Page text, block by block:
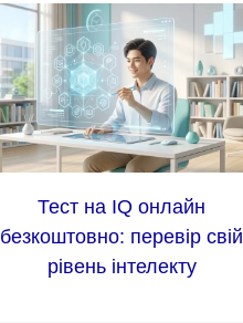
Тест на IQ онлайн
безкоштовно: перевір свій
рівень інтелекту